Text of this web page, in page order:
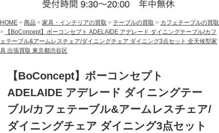
HOME > 商品 > 家具・インテリアの買取 > テーブルの買取 > カフェテーブルの買取
>
【BoConcept】ボーコンセプト ADELAIDE アデレード ダイニングテーブル/カフ
ェテーブル&アームレスチェア/ダイニングチェア ダイニング3点セット 全天候型家
具 出張買取 東京都渋谷区
【BoConcept】ボーコンセプト
ADELAIDE アデレード ダイニングテー
ブル/カフェテーブル&アームレスチェア/
ダイニングチェア ダイニング3点セット